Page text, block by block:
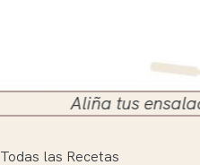
Aliña tus ensaladas en
Todas las Recetas